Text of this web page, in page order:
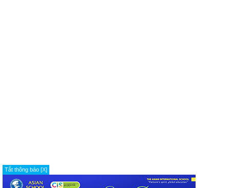
Tắt thông báo [X]